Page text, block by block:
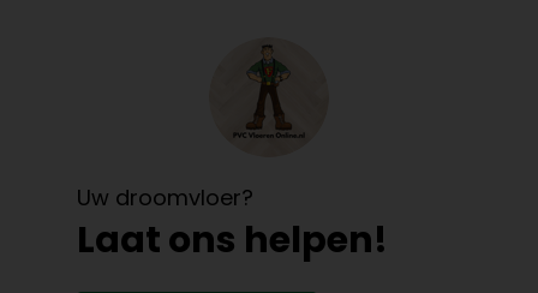
Uw droomvloer?
Laat ons helpen!